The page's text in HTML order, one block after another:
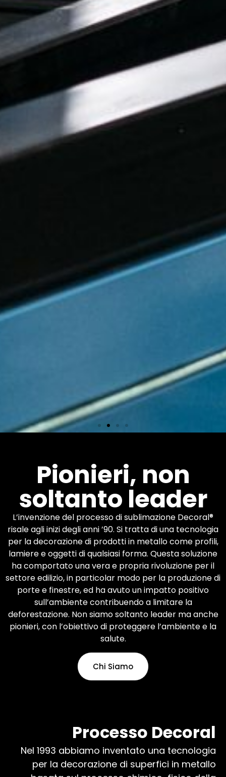
Impianti
Più di 600 macchinari
Decoral in tutto il mondo.
Sei tu ad applicare le
finiture che desideri.
Scopri di più
Pionieri, non
soltanto leader
L’invenzione del processo di sublimazione Decoral®
risale agli inizi degli anni ’90. Si tratta di una tecnologia
per la decorazione di prodotti in metallo come profili,
lamiere e oggetti di qualsiasi forma. Questa soluzione
ha comportato una vera e propria rivoluzione per il
settore edilizio, in particolar modo per la produzione di
porte e finestre, ed ha avuto un impatto positivo
sull’ambiente contribuendo a limitare la
deforestazione. Non siamo soltanto leader ma anche
pionieri, con l’obiettivo di proteggere l’ambiente e la
salute.
Chi Siamo
Processo Decoral
Nel 1993 abbiamo inventato una tecnologia
per la decorazione di superfici in metallo